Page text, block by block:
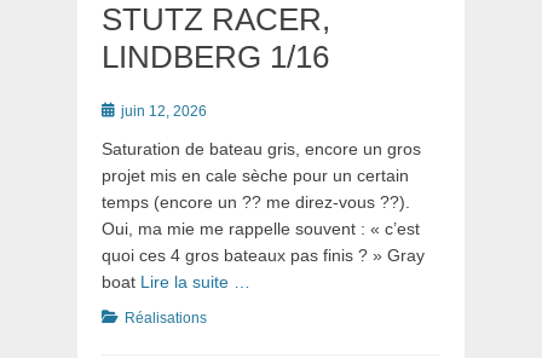
STUTZ RACER,
LINDBERG 1/16
Postéjuin 12, 2026
Saturation de bateau gris, encore un gros
projet mis en cale sèche pour un certain
temps (encore un ?? me direz-vous ??).
Oui, ma mie me rappelle souvent : « c’est
quoi ces 4 gros bateaux pas finis ? » Gray
boat Lire la suite …
Catégories
Réalisations